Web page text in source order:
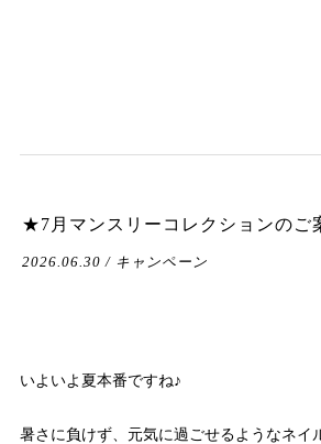
★7月マンスリーコレクションのご
2026.06.30 / キャンペーン
いよいよ夏本番ですね♪
暑さに負けず、元気に過ごせるようなネイ